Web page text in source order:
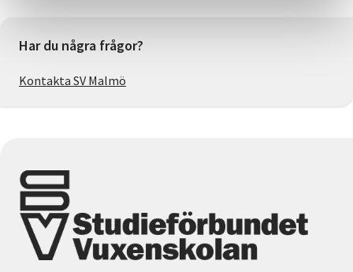
Har du några frågor?
Kontakta SV Malmö